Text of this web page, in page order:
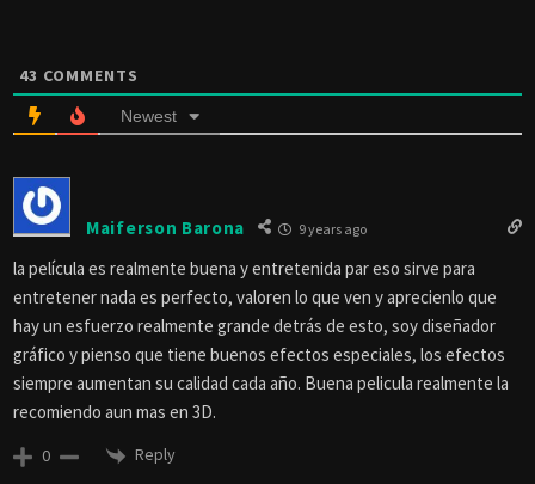
43 COMMENTS
Newest
Maiferson Barona 9 years ago
la película es realmente buena y entretenida par eso sirve para
entretener nada es perfecto, valoren lo que ven y aprecienlo que
hay un esfuerzo realmente grande detrás de esto, soy diseñador
gráfico y pienso que tiene buenos efectos especiales, los efectos
siempre aumentan su calidad cada año. Buena pelicula realmente la
recomiendo aun mas en 3D.
0 Reply